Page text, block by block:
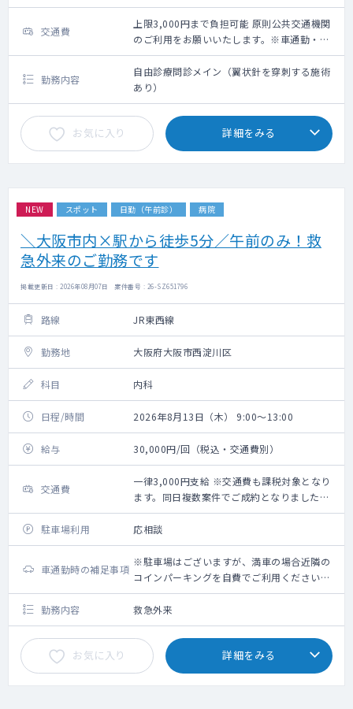
交通費
上限3,000円まで負担可能 原則公共交通機関
のご利用をお願いいたします。※車通勤・タ
クシー利用要相談
勤務内容
自由診療問診メイン（翼状針を穿刺する施術
あり）
お気に入り 詳細をみる
NEW スポット 日勤（午前診） 病院
＼大阪市内×駅から徒歩5分／午前のみ！救
急外来のご勤務です
掲載更新日 : 2026年08月07日 案件番号 : 26-SZ651796
路線 JR東西線
勤務地 大阪府大阪市西淀川区
科目 内科
日程/時間 2026年8月13日（木） 9:00～13:00
給与 30,000円/回（税込・交通費別）
交通費
一律3,000円支給 ※交通費も課税対象となり
ます。同日複数案件でご成約となりました場
合は、1日につき一律3,000円の支給となりま
す。
駐車場利用 応相談
車通勤時の補足事項
※駐車場はございますが、満車の場合近隣の
コインパーキングを自費でご利用くださいま
せ。(交通費は一律支給ですので、パーキング
代含め、超えた分についての支給はございま
せん。)
勤務内容 救急外来
お気に入り 詳細をみる